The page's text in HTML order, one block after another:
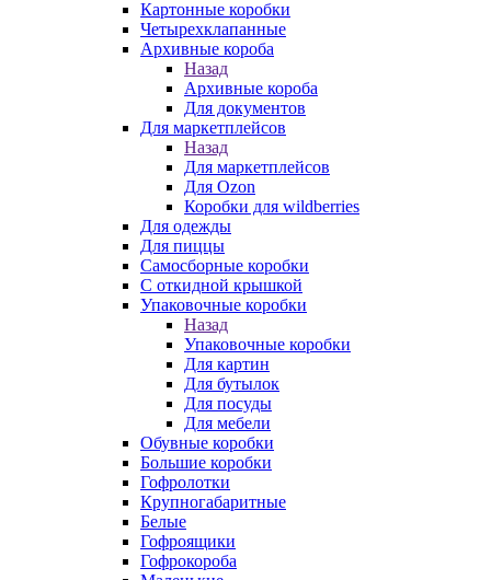
Картонные коробки
Четырехклапанные
Архивные короба
Назад
Архивные короба
Для документов
Для маркетплейсов
Назад
Для маркетплейсов
Для Ozon
Коробки для wildberries
Для одежды
Для пиццы
Самосборные коробки
С откидной крышкой
Упаковочные коробки
Назад
Упаковочные коробки
Для картин
Для бутылок
Для посуды
Для мебели
Обувные коробки
Большие коробки
Гофролотки
Крупногабаритные
Белые
Гофроящики
Гофрокороба